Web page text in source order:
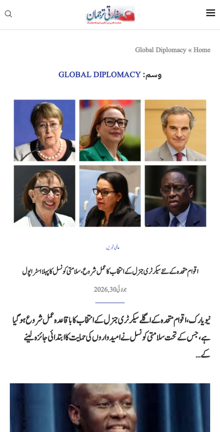
Home
»
Global Diplomacy
وسم: GLOBAL DIPLOMACY
عالمی خبریں
اقوام متحدہ کے نئے سیکرٹری جنرل کے انتخاب کا عمل شروع، سلامتی کونسل کا پہلا اسٹرا پول
جولائی 30, 2026
نیویارک، اقوام متحدہ کے اگلے سیکرٹری جنرل کے انتخاب کا باقاعدہ عمل شروع ہو گیا
ہے، جس کے تحت سلامتی کونسل نے امیدواروں کی حمایت کا ابتدائی جائزہ لینے
کے…